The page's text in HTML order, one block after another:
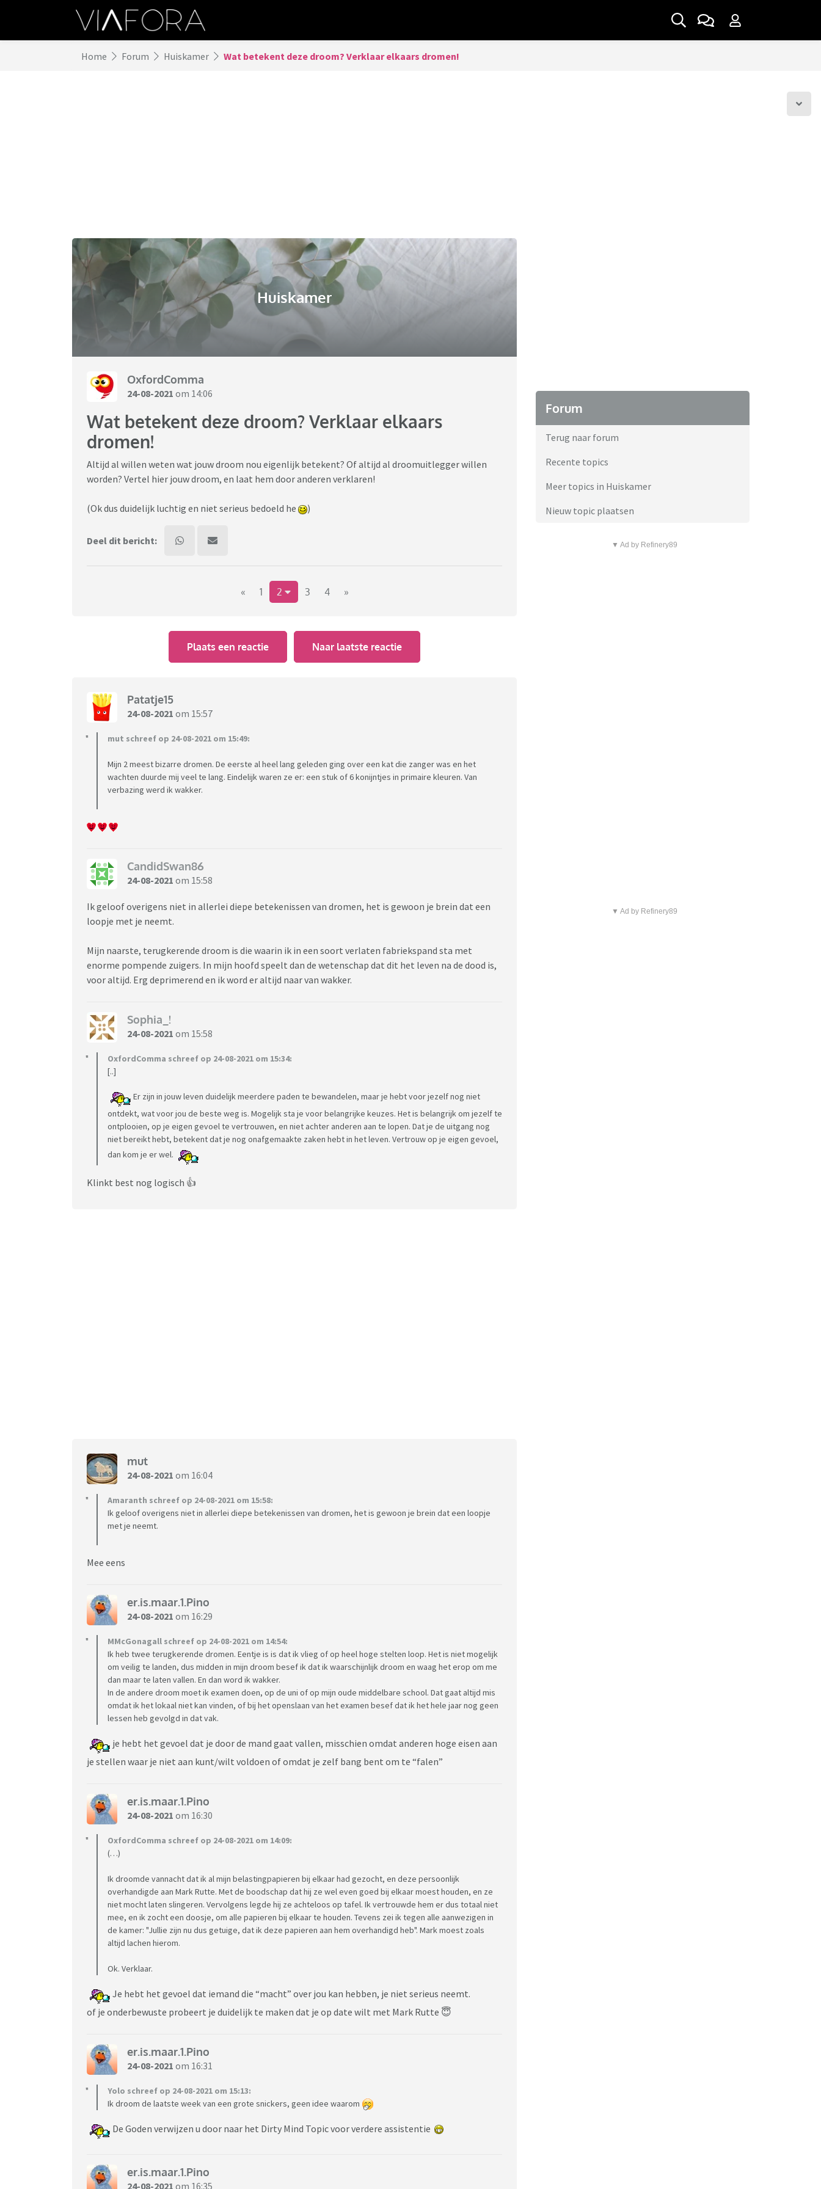
Home Forum Huiskamer Wat betekent deze droom? Verklaar elkaars dromen!
Huiskamer
OxfordComma
24-08-2021 om 14:06
Wat betekent deze droom? Verklaar elkaars
dromen!
Altijd al willen weten wat jouw droom nou eigenlijk betekent? Of altijd al droomuitlegger willen
worden? Vertel hier jouw droom, en laat hem door anderen verklaren!
(Ok dus duidelijk luchtig en niet serieus bedoeld he )
Deel dit bericht:
« 1 2 3 4 »
Plaats een reactie Naar laatste reactie
Patatje15
24-08-2021 om 15:57
mut schreef op 24-08-2021 om 15:49:
Mijn 2 meest bizarre dromen. De eerste al heel lang geleden ging over een kat die zanger was en het
wachten duurde mij veel te lang. Eindelijk waren ze er: een stuk of 6 konijntjes in primaire kleuren. Van
verbazing werd ik wakker.
CandidSwan86
24-08-2021 om 15:58
Ik geloof overigens niet in allerlei diepe betekenissen van dromen, het is gewoon je brein dat een
loopje met je neemt.
Mijn naarste, terugkerende droom is die waarin ik in een soort verlaten fabriekspand sta met
enorme pompende zuigers. In mijn hoofd speelt dan de wetenschap dat dit het leven na de dood is,
voor altijd. Erg deprimerend en ik word er altijd naar van wakker.
Sophia_!
24-08-2021 om 15:58
OxfordComma schreef op 24-08-2021 om 15:34:
[..]
Er zijn in jouw leven duidelijk meerdere paden te bewandelen, maar je hebt voor jezelf nog niet
ontdekt, wat voor jou de beste weg is. Mogelijk sta je voor belangrijke keuzes. Het is belangrijk om jezelf te
ontplooien, op je eigen gevoel te vertrouwen, en niet achter anderen aan te lopen. Dat je de uitgang nog
niet bereikt hebt, betekent dat je nog onafgemaakte zaken hebt in het leven. Vertrouw op je eigen gevoel,
dan kom je er wel.
Klinkt best nog logisch 👍
mut
24-08-2021 om 16:04
Amaranth schreef op 24-08-2021 om 15:58:
Ik geloof overigens niet in allerlei diepe betekenissen van dromen, het is gewoon je brein dat een loopje
met je neemt.
Mee eens
er.is.maar.1.Pino
24-08-2021 om 16:29
MMcGonagall schreef op 24-08-2021 om 14:54:
Ik heb twee terugkerende dromen. Eentje is is dat ik vlieg of op heel hoge stelten loop. Het is niet mogelijk
om veilig te landen, dus midden in mijn droom besef ik dat ik waarschijnlijk droom en waag het erop om me
dan maar te laten vallen. En dan word ik wakker.
In de andere droom moet ik examen doen, op de uni of op mijn oude middelbare school. Dat gaat altijd mis
omdat ik het lokaal niet kan vinden, of bij het openslaan van het examen besef dat ik het hele jaar nog geen
lessen heb gevolgd in dat vak.
je hebt het gevoel dat je door de mand gaat vallen, misschien omdat anderen hoge eisen aan
je stellen waar je niet aan kunt/wilt voldoen of omdat je zelf bang bent om te “falen”
er.is.maar.1.Pino
24-08-2021 om 16:30
OxfordComma schreef op 24-08-2021 om 14:09:
(…)
Ik droomde vannacht dat ik al mijn belastingpapieren bij elkaar had gezocht, en deze persoonlijk
overhandigde aan Mark Rutte. Met de boodschap dat hij ze wel even goed bij elkaar moest houden, en ze
niet mocht laten slingeren. Vervolgens legde hij ze achteloos op tafel. Ik vertrouwde hem er dus totaal niet
mee, en ik zocht een doosje, om alle papieren bij elkaar te houden. Tevens zei ik tegen alle aanwezigen in
de kamer: "Jullie zijn nu dus getuige, dat ik deze papieren aan hem overhandigd heb". Mark moest zoals
altijd lachen hierom.
Ok. Verklaar.
Je hebt het gevoel dat iemand die “macht” over jou kan hebben, je niet serieus neemt.
of je onderbewuste probeert je duidelijk te maken dat je op date wilt met Mark Rutte 😇
er.is.maar.1.Pino
24-08-2021 om 16:31
Yolo schreef op 24-08-2021 om 15:13:
Ik droom de laatste week van een grote snickers, geen idee waarom
De Goden verwijzen u door naar het Dirty Mind Topic voor verdere assistentie
er.is.maar.1.Pino
24-08-2021 om 16:35
Forum
Terug naar forum
Recente topics
Meer topics in Huiskamer
Nieuw topic plaatsen
▼ Ad by Refinery89
▼ Ad by Refinery89